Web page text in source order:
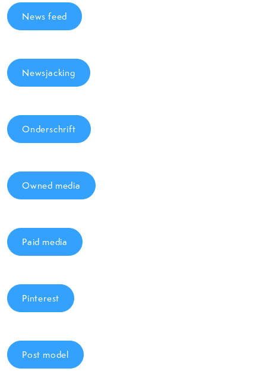
News feed
Newsjacking
Onderschrift
Owned media
Paid media
Pinterest
Post model